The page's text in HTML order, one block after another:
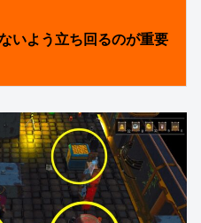
いよう立ち回るのが重要